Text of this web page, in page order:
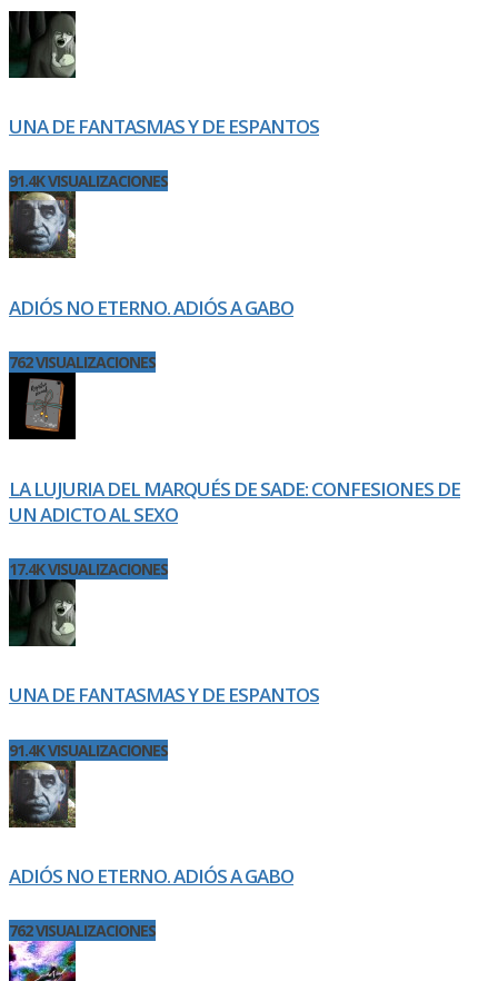
UNA DE FANTASMAS Y DE ESPANTOS
91.4K VISUALIZACIONES
ADIÓS NO ETERNO. ADIÓS A GABO
762 VISUALIZACIONES
LA LUJURIA DEL MARQUÉS DE SADE: CONFESIONES DE
UN ADICTO AL SEXO
17.4K VISUALIZACIONES
UNA DE FANTASMAS Y DE ESPANTOS
91.4K VISUALIZACIONES
ADIÓS NO ETERNO. ADIÓS A GABO
762 VISUALIZACIONES